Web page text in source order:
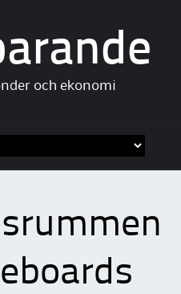
och ekonomi